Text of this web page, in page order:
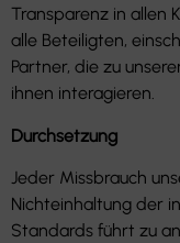
Transparenz in allen
alle Beteiligten,
Partner, die zu
ihnen interagieren.
Durchsetzung
Jeder Missbrauch
Nichteinhaltung der
Standards führt zu